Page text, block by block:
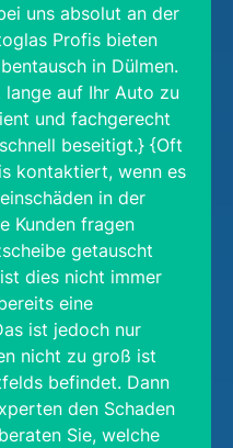
uns absolut an der
Profis bieten
in Dülmen.
lange auf Ihr Auto zu
und fachgerecht
beseitigt.} {Oft
kontaktiert, wenn es
in der
Kunden fragen
getauscht
dies nicht immer
eine
ist jedoch nur
nicht zu groß ist
befindet. Dann
den Schaden
Sie, welche